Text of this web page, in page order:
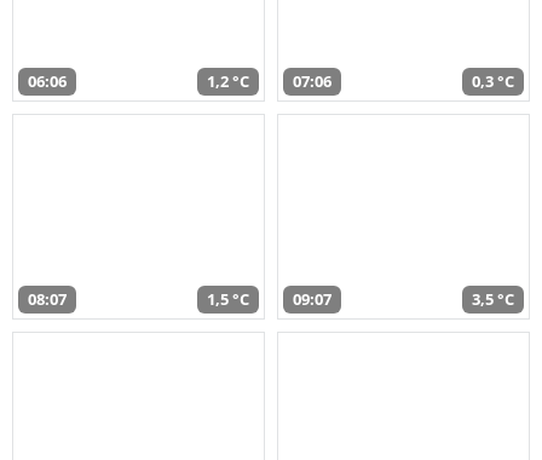
06:06 1,2 °C 07:06 0,3 °C
08:07 1,5 °C 09:07 3,5 °C